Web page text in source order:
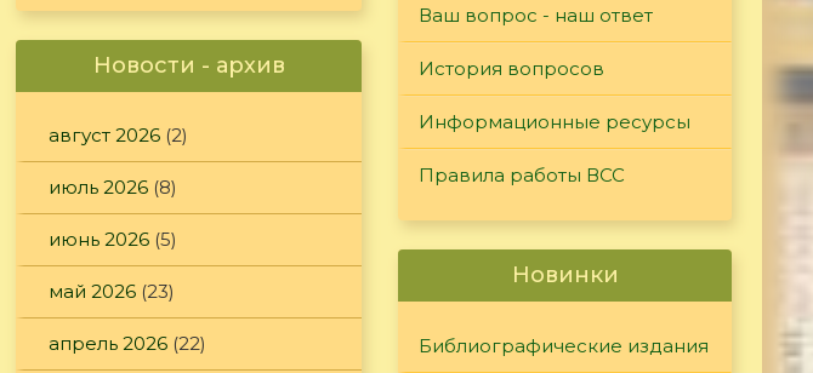
Новости - архив
август 2026 (2)
июль 2026 (8)
июнь 2026 (5)
май 2026 (23)
апрель 2026 (22)
Ваш вопрос - наш ответ
История вопросов
Информационные ресурсы
Правила работы ВСС
Новинки
Библиографические издания